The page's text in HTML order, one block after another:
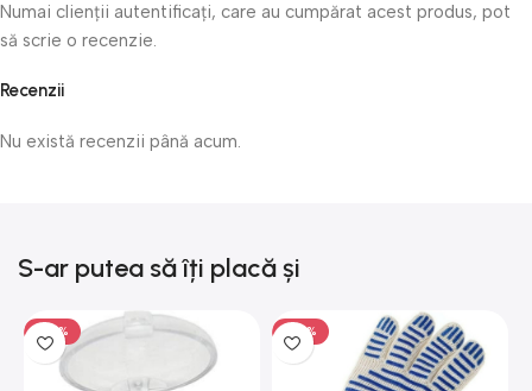
Recenzii
Nu există recenzii până acum.
Numai clienții autentificați, care au cumpărat acest produs, pot
să scrie o recenzie.
S-ar putea să îți placă și
-50% -50%